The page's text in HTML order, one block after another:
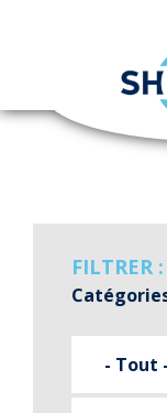
Aller
FILTRER :
- Tout -